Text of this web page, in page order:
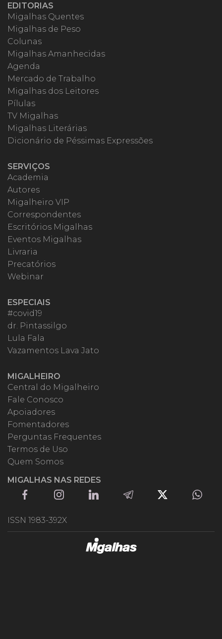
EDITORIAS
Migalhas Quentes
Migalhas de Peso
Colunas
Migalhas Amanhecidas
Agenda
Mercado de Trabalho
Migalhas dos Leitores
Pílulas
TV Migalhas
Migalhas Literárias
Dicionário de Péssimas Expressões
SERVIÇOS
Academia
Autores
Migalheiro VIP
Correspondentes
Escritórios Migalhas
Eventos Migalhas
Livraria
Precatórios
Webinar
ESPECIAIS
#covid19
dr. Pintassilgo
Lula Fala
Vazamentos Lava Jato
MIGALHEIRO
Central do Migalheiro
Fale Conosco
Apoiadores
Fomentadores
Perguntas Frequentes
Termos de Uso
Quem Somos
MIGALHAS NAS REDES
ISSN 1983-392X